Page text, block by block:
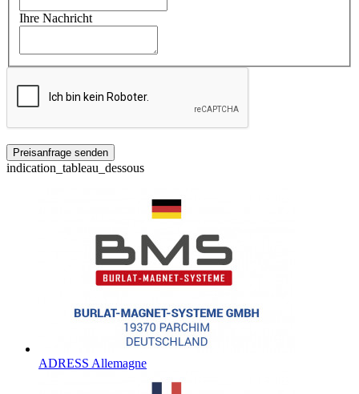
Ihre Nachricht
indication_tableau_dessous
ADRESS Allemagne